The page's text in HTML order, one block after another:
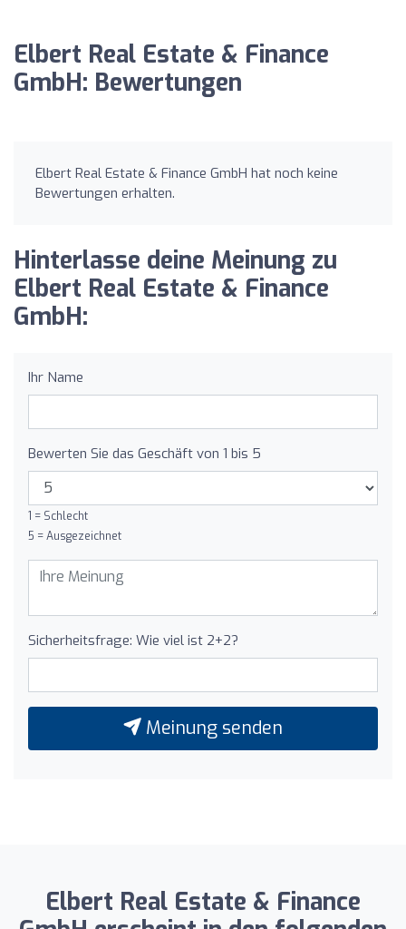
Elbert Real Estate & Finance
GmbH: Bewertungen
Elbert Real Estate & Finance GmbH hat noch keine
Bewertungen erhalten.
Hinterlasse deine Meinung zu
Elbert Real Estate & Finance
GmbH:
Ihr Name
Bewerten Sie das Geschäft von 1 bis 5
1 = Schlecht
5 = Ausgezeichnet
Sicherheitsfrage: Wie viel ist 2+2?
Meinung senden
Elbert Real Estate & Finance